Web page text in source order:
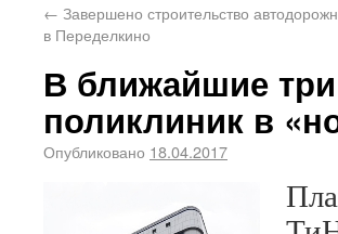
← Завершено строительство
в Переделкино
В ближайшие
поликлиник в
Опубликовано 18.04.2017